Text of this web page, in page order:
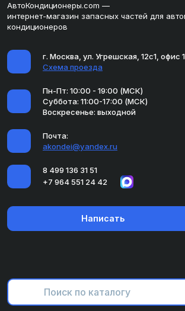
АвтоКондиционеры.com —
интернет-магазин запасных частей для
кондиционеров
г. Москва, ул. Угрешская, 12с1, офис
Схема проезда
Пн-Пт: 10:00 - 19:00 (МСК)
Суббота: 11:00-17:00 (МСК)
Воскресенье: выходной
Почта:
akondei@yandex.ru
8 499 136 31 51
+7 964 551 24 42
Написать